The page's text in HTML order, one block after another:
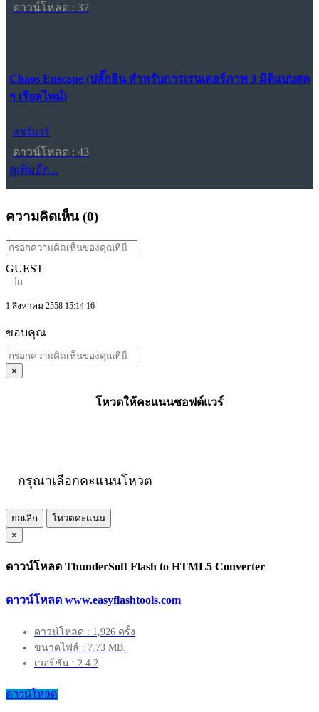
ดาวน์โหลด : 37
Chaos Enscape (ปลั๊กอิน สำหรับการเรนเดอร์ภาพ 3 มิติแบบสด
ๆ เรียลไทม์)
แชร์แวร์
ดาวน์โหลด : 43
ดูเพิ่มอีก...
ความคิดเห็น (0)
GUEST
lu
1 สิงหาคม 2558 15:14:16
ขอบคุณ
×
โหวตให้คะแนนซอฟต์แวร์
กรุณาเลือกคะแนนโหวต
ยกเลิก
โหวตคะแนน
×
ดาวน์โหลด ThunderSoft Flash to HTML5 Converter
ดาวน์โหลด www.easyflashtools.com
ดาวน์โหลด : 1,926 ครั้ง
ขนาดไฟล์ : 7.73 MB.
เวอร์ชัน : 2.4.2
ดาวน์โหลด